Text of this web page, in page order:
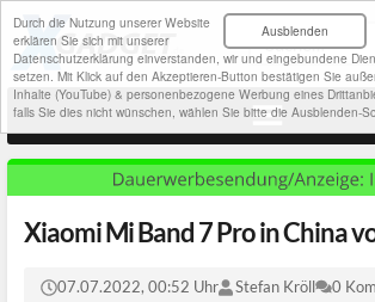
Ausblenden
Durch die Nutzung unserer Website
erklären Sie sich mit unserer
Datenschutzerklärung einverstanden, wir und eingebundene
setzen. Mit Klick auf den Akzeptieren-Button bestätigen Sie
Inhalte (YouTube) & personenbezogene Werbung eines
falls Sie dies nicht wünschen, wählen Sie bitte die Ausblenden-
Xiaomi Mi Band 7 Pro in China
07.07.2022, 00:52 Uhr Stefan Kröll 0